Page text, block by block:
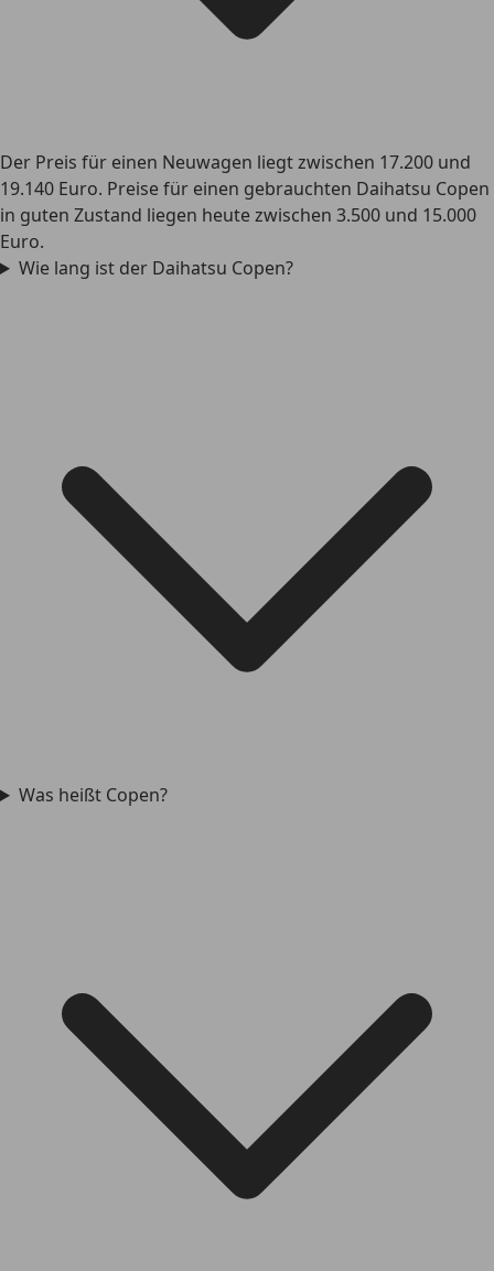
Der Preis für einen Neuwagen liegt zwischen 17.200 und
19.140 Euro. Preise für einen gebrauchten Daihatsu Copen
in guten Zustand liegen heute zwischen 3.500 und 15.000
Euro.
Wie lang ist der Daihatsu Copen?
Was heißt Copen?